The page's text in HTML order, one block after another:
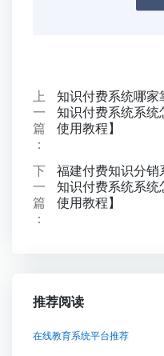
上
一
篇
：
知识付费系统哪家
知识付费系统系统
使用教程】
下
一
篇
：
福建付费知识分销
知识付费系统系统
使用教程】
推荐阅读
在线教育系统平台推荐